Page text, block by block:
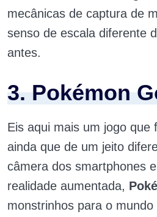
mecânicas de captura de
senso de escala diferente
antes.
3. Pokémon
Eis aqui mais um jogo que
ainda que de um jeito
câmera dos smartphones
realidade aumentada,
monstrinhos para o